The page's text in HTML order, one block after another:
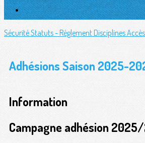
SécuritéStatuts - RéglementDisciplines
Adhésions Saison 2025-
Information
Campagne adhésion